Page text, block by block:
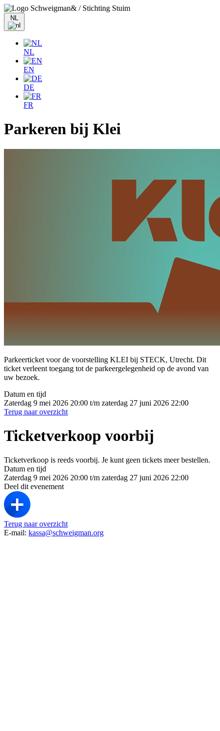
NL
NL
EN
DE
FR
Parkeren bij Klei
Parkeerticket voor de voorstelling KLEI bij STECK, Utrecht. Dit
ticket verleent toegang tot de parkeergelegenheid op de avond van
uw bezoek.
Datum en tijd
Zaterdag 9 mei 2026 20:00 t/m zaterdag 27 juni 2026 22:00
Terug naar overzicht
Ticketverkoop voorbij
Ticketverkoop is reeds voorbij. Je kunt geen tickets meer bestellen.
Datum en tijd
Zaterdag 9 mei 2026 20:00 t/m zaterdag 27 juni 2026 22:00
Deel dit evenement
Terug naar overzicht
E-mail: kassa@schweigman.org